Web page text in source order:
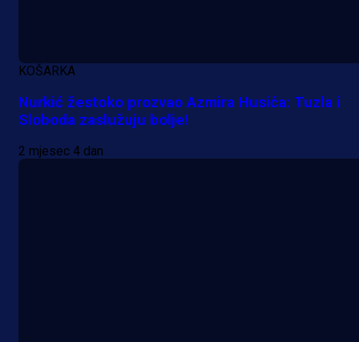
KOŠARKA
Nurkić žestoko prozvao Azmira Husića: Tuzla i
Sloboda zaslužuju bolje!
2 mjesec 4 dan